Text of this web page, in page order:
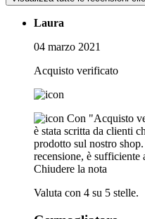
Laura
04 marzo 2021
Acquisto verificato
Con "Acquisto
è stata scritta da clienti
prodotto sul nostro
recensione, è sufficiente
Chiudere la nota
Valuta con 4 su 5 stelle.